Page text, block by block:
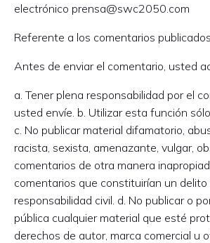
electrónico prensa@swc2050.com
Referente a los comentarios
Antes de enviar el comentario, usted
a. Tener plena responsabilidad por el
usted envíe. b. Utilizar esta función
c. No publicar material difamatorio,
racista, sexista, amenazante, vulgar,
comentarios de otra manera
comentarios que constituirían un delito
responsabilidad civil. d. No publicar o
pública cualquier material que esté
derechos de autor, marca comercial u